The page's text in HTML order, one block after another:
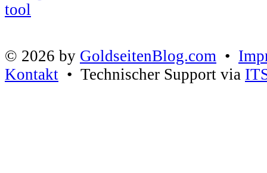
© 2026 by GoldseitenBlog.com •
Kontakt • Technischer Support via